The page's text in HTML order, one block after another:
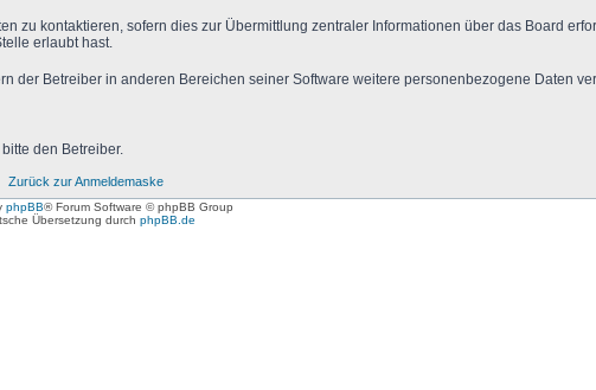
zu kontaktieren, sofern dies zur Übermittlung zentraler Informationen über das Board
erlaubt hast.
der Betreiber in anderen Bereichen seiner Software weitere personenbezogene Daten
den Betreiber.
Zurück zur Anmeldemaske
phpBB® Forum Software © phpBB Group
Übersetzung durch phpBB.de